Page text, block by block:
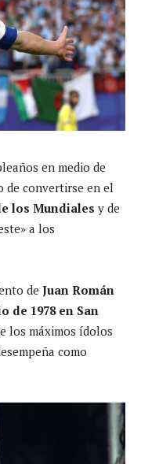
en medio de
de convertirse en el
los Mundiales y de
a los
de Juan Román
de 1978 en San
los máximos ídolos
como